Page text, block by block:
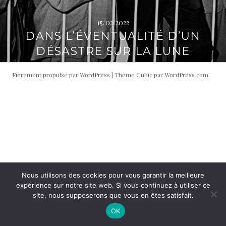
i
t
é
r
a
l
15/02/2022
DANS L’ÉVENTUALITÉ D’UN
DÉSASTRE SUR LA LUNE
Fièrement propulsé par WordPress | Thème Cubic parWordPress.com.
Nous utilisons des cookies pour vous garantir la meilleure
expérience sur notre site web. Si vous continuez à utiliser ce
site, nous supposerons que vous en êtes satisfait.
OK